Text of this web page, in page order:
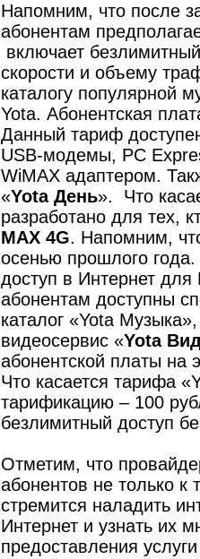
Напомним, что после
абонентам
включает
скорости и объему
каталогу популярной
Yota. Абонентская
Данный тариф
USB-модемы, PC
WiMAX адаптером.
«Yota День». Что
разработано для тех,
MAX 4G. Напомним,
осенью прошлого
доступ в Интернет
абонентам доступны
каталог «Yota
видеосервис «Yota
абонентской платы на
Что касается тарифа
тарификацию – 100
безлимитный доступ
Отметим, что
абонентов не только к
стремится наладить
Интернет и узнать их
предоставления